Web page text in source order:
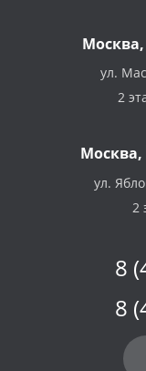
Москва,
ул.
2
Москва,
ул.
2
8
8